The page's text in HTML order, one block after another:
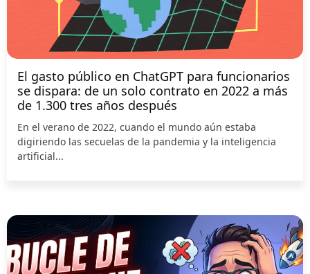
El gasto público en ChatGPT para funcionarios
se dispara: de un solo contrato en 2022 a más
de 1.300 tres años después
En el verano de 2022, cuando el mundo aún estaba
digiriendo las secuelas de la pandemia y la inteligencia
artificial...